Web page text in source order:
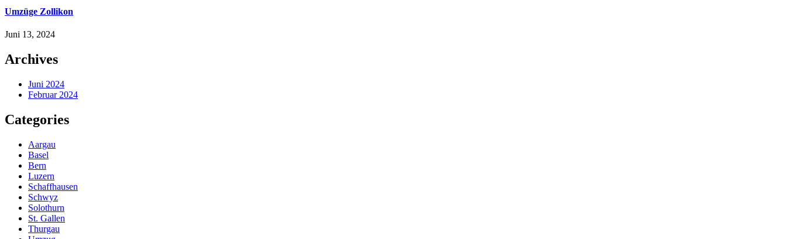
Umzüge Zollikon
Juni 13, 2024
Archives
Juni 2024
Februar 2024
Categories
Aargau
Basel
Bern
Luzern
Schaffhausen
Schwyz
Solothurn
St. Gallen
Thurgau